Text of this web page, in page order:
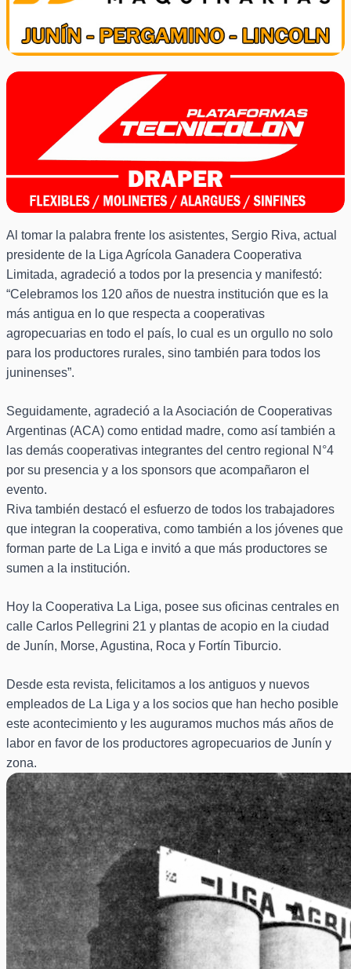
Al tomar la palabra frente los asistentes, Sergio Riva, actual
presidente de la Liga Agrícola Ganadera Cooperativa
Limitada, agradeció a todos por la presencia y manifestó:
“Celebramos los 120 años de nuestra institución que es la
más antigua en lo que respecta a cooperativas
agropecuarias en todo el país, lo cual es un orgullo no solo
para los productores rurales, sino también para todos los
juninenses”.
Seguidamente, agradeció a la Asociación de Cooperativas
Argentinas (ACA) como entidad madre, como así también a
las demás cooperativas integrantes del centro regional N°4
por su presencia y a los sponsors que acompañaron el
evento.
Riva también destacó el esfuerzo de todos los trabajadores
que integran la cooperativa, como también a los jóvenes que
forman parte de La Liga e invitó a que más productores se
sumen a la institución.
Hoy la Cooperativa La Liga, posee sus oficinas centrales en
calle Carlos Pellegrini 21 y plantas de acopio en la ciudad
de Junín, Morse, Agustina, Roca y Fortín Tiburcio.
Desde esta revista, felicitamos a los antiguos y nuevos
empleados de La Liga y a los socios que han hecho posible
este acontecimiento y les auguramos muchos más años de
labor en favor de los productores agropecuarios de Junín y
zona.